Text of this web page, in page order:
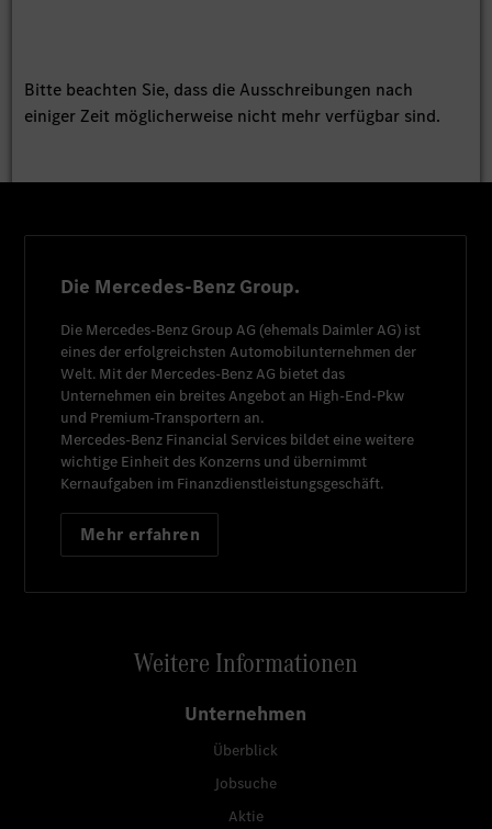
Bitte beachten Sie, dass die Ausschreibungen nach
einiger Zeit möglicherweise nicht mehr verfügbar sind.
Die Mercedes-Benz Group.
Die Mercedes-Benz Group AG (ehemals Daimler AG) ist
eines der erfolgreichsten Automobilunternehmen der
Welt. Mit der Mercedes-Benz AG bietet das
Unternehmen ein breites Angebot an High-End-Pkw
und Premium-Transportern an.
Mercedes-Benz Financial Services bildet eine weitere
wichtige Einheit des Konzerns und übernimmt
Kernaufgaben im Finanzdienstleistungsgeschäft.
Mehr erfahren
Weitere Informationen
Unternehmen
Überblick
Jobsuche
Aktie